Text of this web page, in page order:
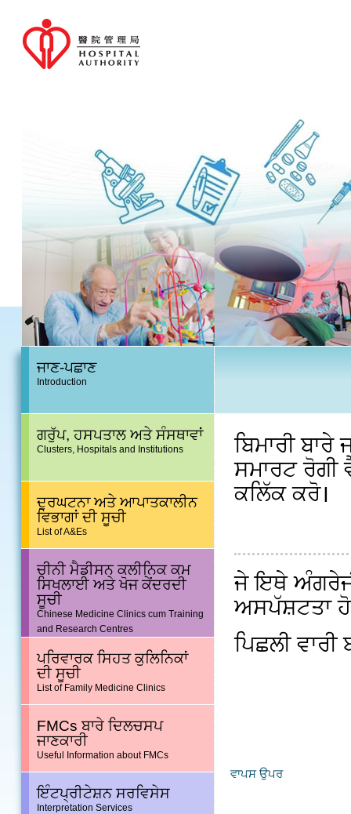
ਜਾਣ-ਪਛਾਣ
Introduction
ਗਰੁੱਪ, ਹਸਪਤਾਲ ਅਤੇ ਸੰਸਥਾਵਾਂ
Clusters, Hospitals and Institutions
ਦੁਰਘਟਨਾ ਅਤੇ ਆਪਾਤਕਾਲੀਨ
ਵਿਭਾਗਾਂ ਦੀ ਸੂਚੀ
List of A&Es
ਚੀਨੀ ਮੈਡੀਸਨ ਕਲੀਨਿਕ ਕਮ
ਸਿਖਲਾਈ ਅਤੇ ਖੋਜ ਕੇਂਦਰਦੀ
ਸੂਚੀ
Chinese Medicine Clinics cum Training
and Research Centres
ਪਰਿਵਾਰਕ ਸਿਹਤ ਕੁਲਿਨਿਕਾਂ
ਦੀ ਸੂਚੀ
List of Family Medicine Clinics
FMCs ਬਾਰੇ ਦਿਲਚਸਪ
ਜਾਣਕਾਰੀ
Useful Information about FMCs
ਇੰਟਪ੍ਰੀਟੇਸ਼ਨ ਸਰਵਿਸੇਸ
Interpretation Services
ਬਿਮਾਰੀ
ਸਮਾਰਟ
ਕਲਿੱਕ ਕਰੋ।
ਜੇ ਇਥੇ
ਅਸਪੱਸ਼ਟਤਾ
ਪਿਛਲੀ
ਵਾਪਸ ਉਪਰ